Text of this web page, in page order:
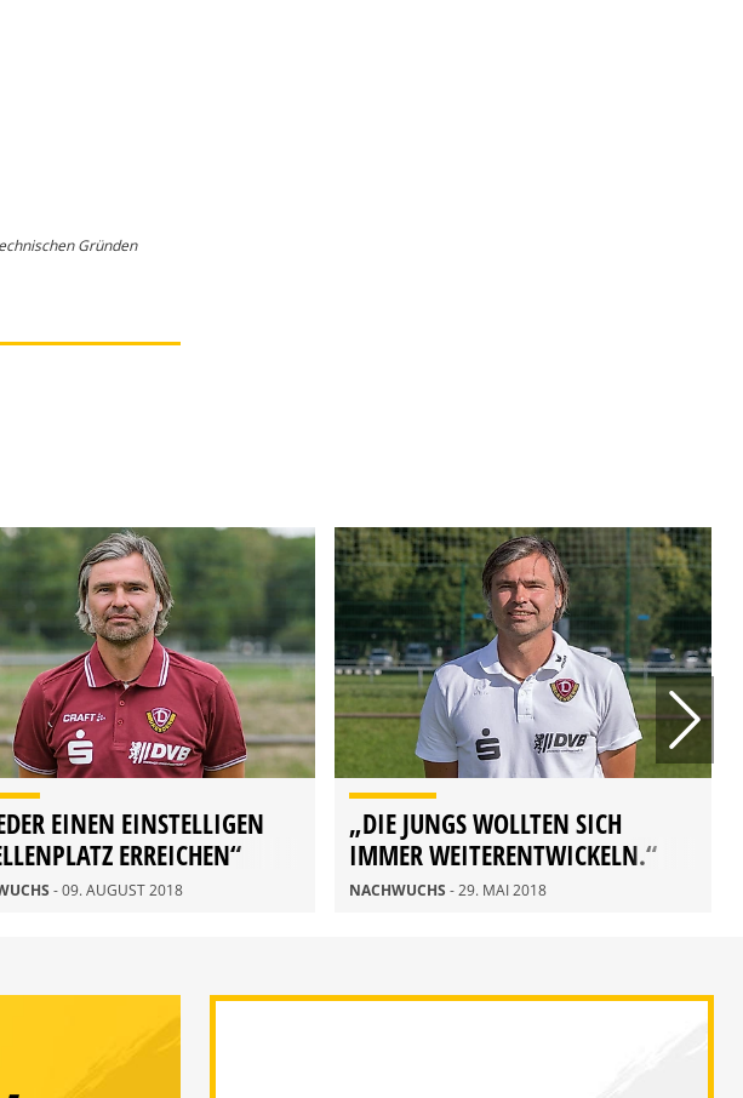
Gründen
EINEN EINSTELLIGEN
ERREICHEN“
- 09. AUGUST 2018
„DIE JUNGS WOLLTEN SICH
IMMER WEITERENTWICKELN.“
NACHWUCHS - 29. MAI 2018